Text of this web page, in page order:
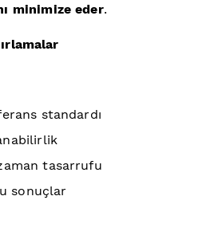
minimize eder.
standardı
tasarrufu
sonuçlar